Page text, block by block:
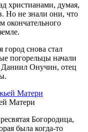
христианами, думая,
Но не знали они, что
окончательного
город снова стал
погорельцы начали
Онучин, отец
Матери
Богородица,
была когда-то